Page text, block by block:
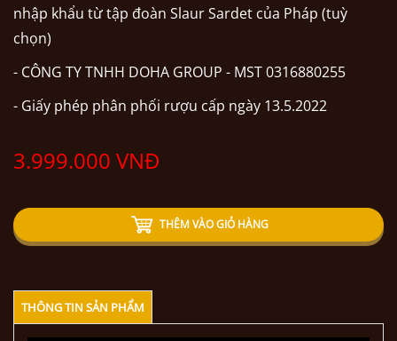
nhập khẩu từ tập đoàn Slaur Sardet của Pháp (tuỳ
chọn)
- CÔNG TY TNHH DOHA GROUP - MST 0316880255
- Giấy phép phân phối rượu cấp ngày 13.5.2022
3.999.000 VNĐ
THÊM VÀO GIỎ HÀNG
THÔNG TIN SẢN PHẨM